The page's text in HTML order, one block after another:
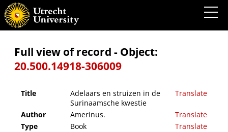
Adelaars en struizen in de Surinaamsche kwestie
Full view of record - Object:
20.500.14918-306009
Title
Adelaars en struizen in de
Surinaamsche kwestie
Translate
Author Amerinus.
Translate
Type
Book
Translate